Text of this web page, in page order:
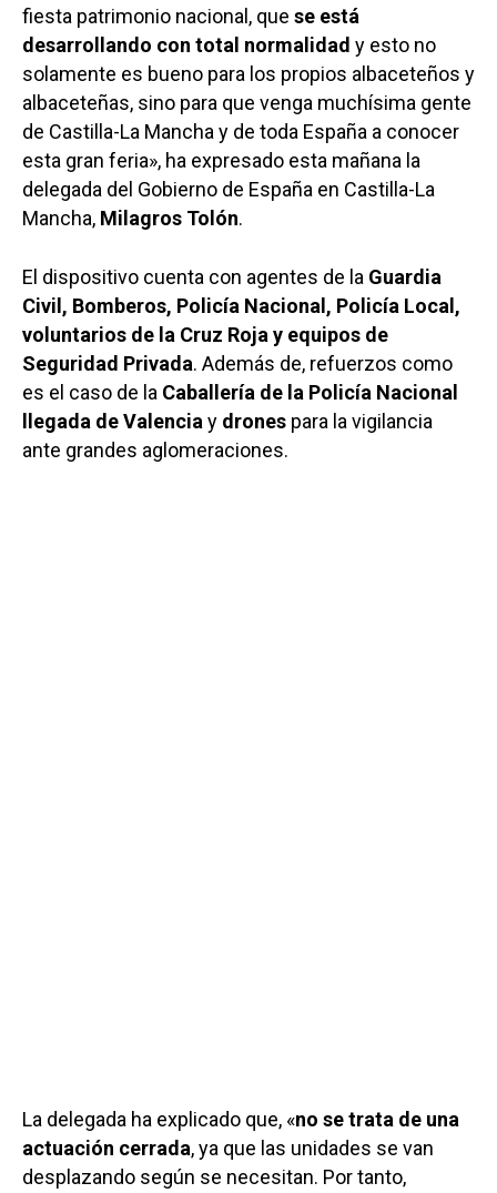
fiesta patrimonio nacional, que se está
desarrollando con total normalidad y esto no
solamente es bueno para los propios albaceteños y
albaceteñas, sino para que venga muchísima gente
de Castilla-La Mancha y de toda España a conocer
esta gran feria», ha expresado esta mañana la
delegada del Gobierno de España en Castilla-La
Mancha, Milagros Tolón.
El dispositivo cuenta con agentes de la Guardia
Civil, Bomberos, Policía Nacional, Policía Local,
voluntarios de la Cruz Roja y equipos de
Seguridad Privada. Además de, refuerzos como
es el caso de la Caballería de la Policía Nacional
llegada de Valencia y drones para la vigilancia
ante grandes aglomeraciones.
La delegada ha explicado que, «no se trata de una
actuación cerrada, ya que las unidades se van
desplazando según se necesitan. Por tanto,